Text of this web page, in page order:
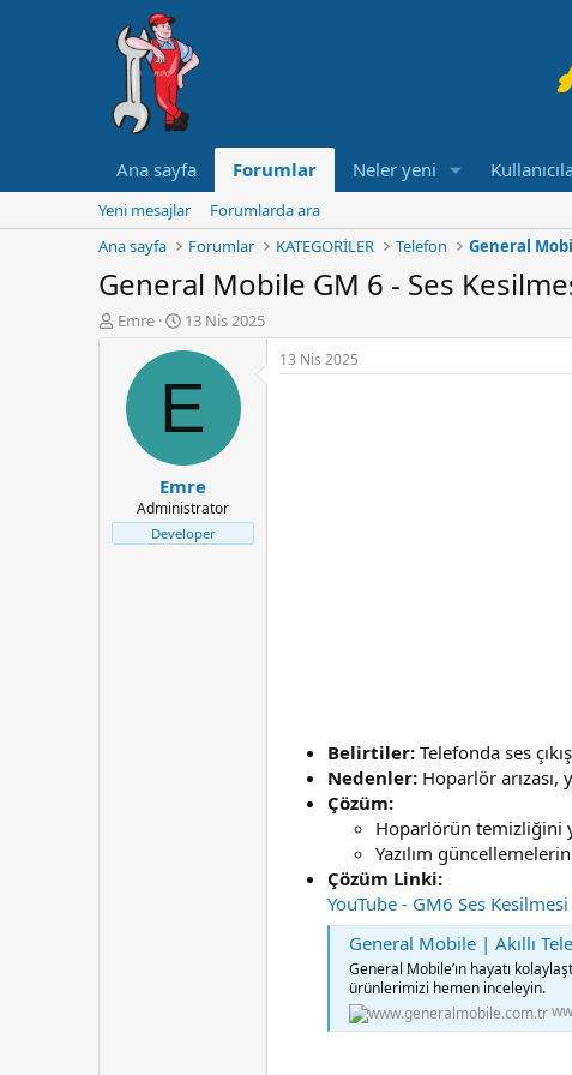
Ana sayfa Forumlar Neler yeni
Yeni mesajlar
Forumlarda ara
Ana sayfa
Forumlar KATEGORİLER Telefon General
General Mobile GM 6 - Ses
K
Emre
B
l
a
n
ı
ç
t
a
13 Nis 2025
E
Emre
Administrator
Developer
13 Nis 2025
Belirtiler: Telefonda ses
Nedenler: Hoparlör arızası,
Çözüm:
Hoparlörün temizliğini
Yazılım
Çözüm Linki:
YouTube - GM6 Ses Kesilmesi
General Mobile | Akıllı
General Mobile’ın hayatı
ürünlerimizi hemen inceleyin.